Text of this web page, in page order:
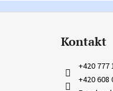
Kontakt
+420 777
+420 608